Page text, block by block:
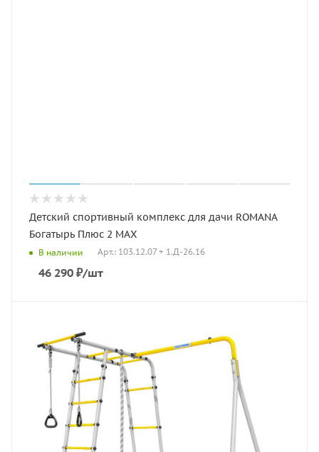
Детский спортивный комплекс для дачи ROMANA
Богатырь Плюс 2 MAX
В наличии Арт.: 103.12.07 + 1.Д-26.16
46 290 ₽/шт